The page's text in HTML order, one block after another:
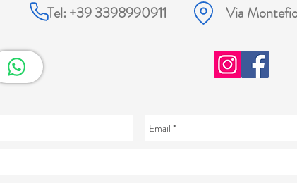
Tel: +39 3398990911 Via